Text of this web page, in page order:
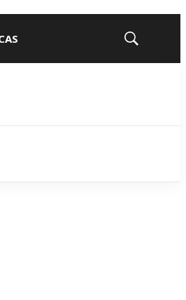
Mostrar